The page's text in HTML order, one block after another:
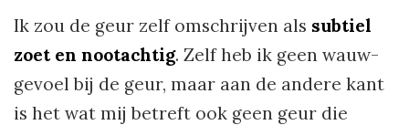
Ik zou de geur zelf omschrijven als subtiel
zoet en nootachtig. Zelf heb ik geen wauw-
gevoel bij de geur, maar aan de andere kant
is het wat mij betreft ook geen geur die